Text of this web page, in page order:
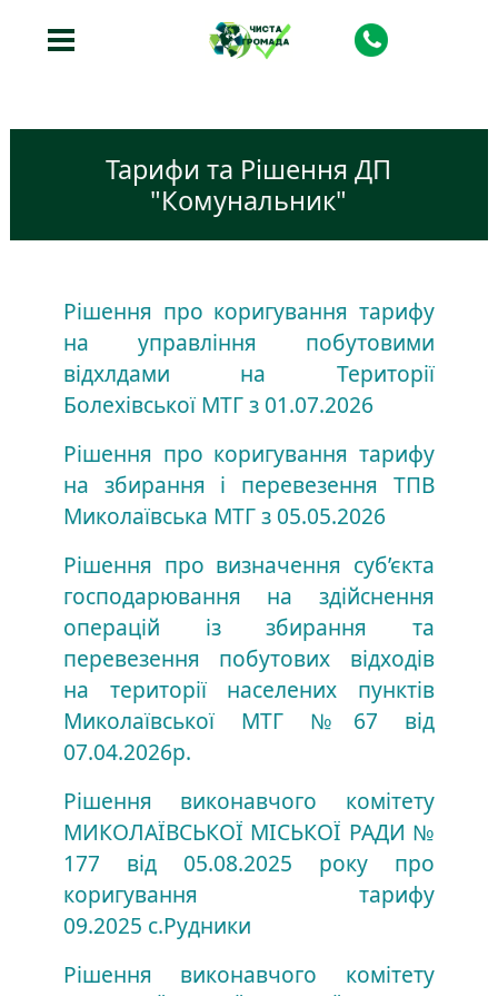
Тарифи та Рішення ДП
"Комунальник"
Рішення про коригування тарифу
на управління побутовими
відхлдами на Території
Болехівської МТГ з 01.07.2026
Рішення про коригування тарифу
на збирання і перевезення ТПВ
Миколаївська МТГ з 05.05.2026
Рішення про визначення суб’єкта
господарювання на здійснення
операцій із збирання та
перевезення побутових відходів
на території населених пунктів
Миколаївської МТГ №67 від
07.04.2026р.
Рішення виконавчого комітету
МИКОЛАЇВСЬКОЇ МІСЬКОЇ РАДИ №
177 від 05.08.2025 року про
коригування тарифу
09.2025 с.Рудники
Рішення виконавчого комітету